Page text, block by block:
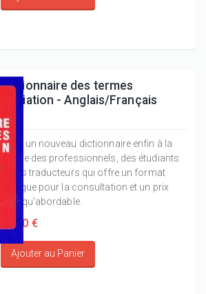
Dictionnaire des termes
d'aviation - Anglais/Français
Voici un nouveau dictionnaire enfin à la
portée des professionnels, des étudiants
et des traducteurs qui offre un format
pratique pour la consultation et un prix
plus qu'abordable.
30,00 €